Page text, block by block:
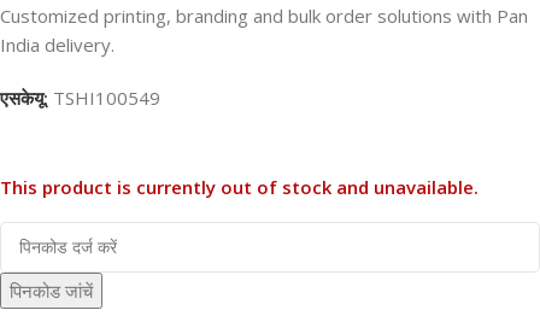
Customized printing, branding and bulk order solutions with Pan
India delivery.
एसकेयू: TSHI100549
This product is currently out of stock and unavailable.
पिनकोड जांचें